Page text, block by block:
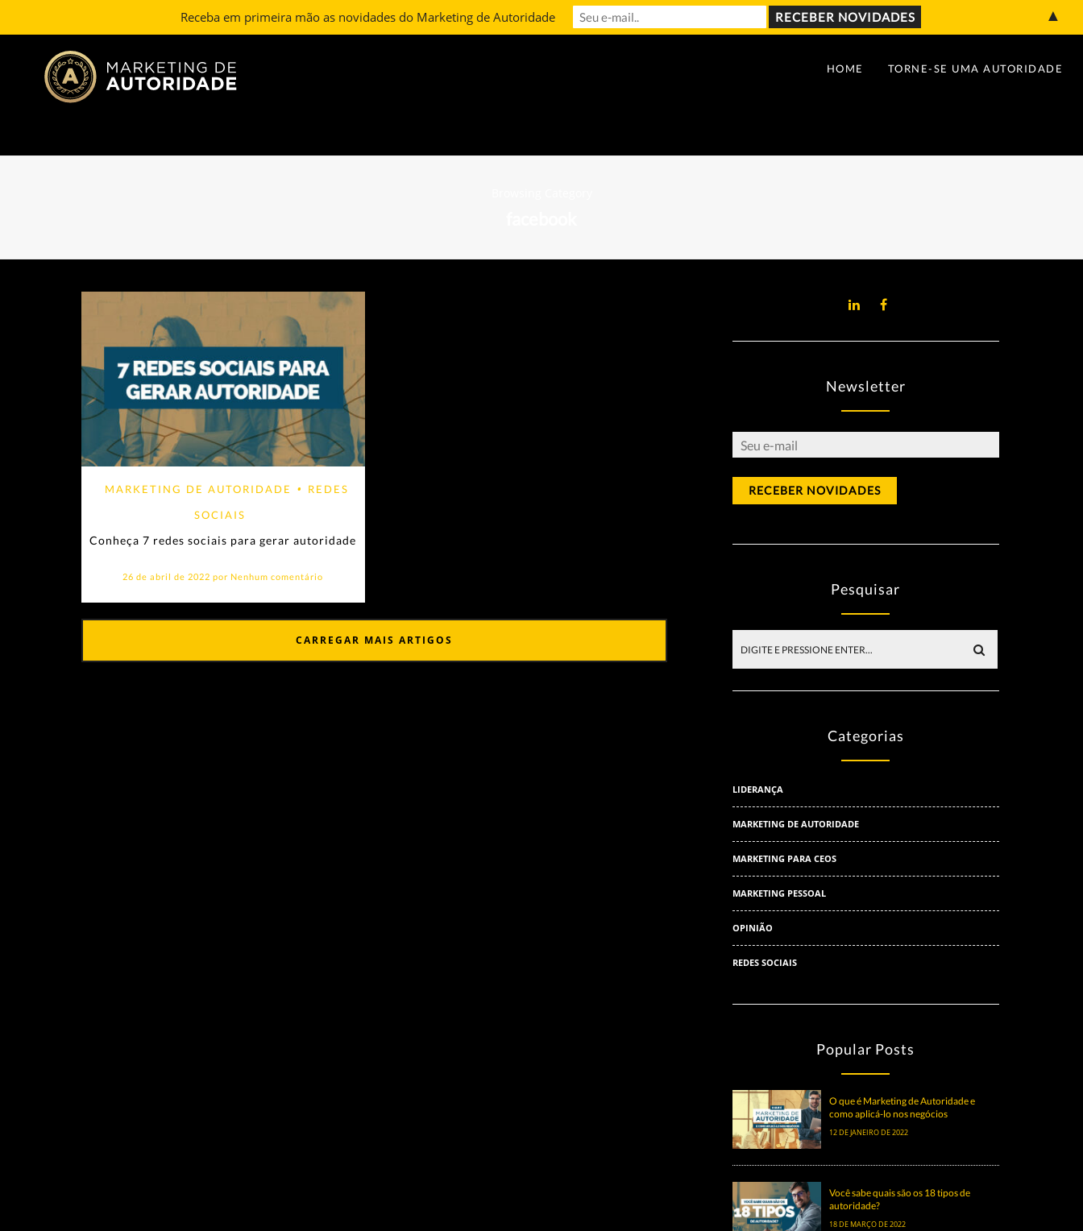
HOME TORNE-SE UMA AUTORIDADE
MARKETING DE AUTORIDADE •
REDES
SOCIAIS
Conheça 7 redes sociais para gerar autoridade
26 de abril de 2022 por Nenhum comentário
CARREGAR MAIS ARTIGOS
Newsletter
Pesquisar
Categorias
LIDERANÇA
MARKETING DE AUTORIDADE
MARKETING PARA CEOS
MARKETING PESSOAL
OPINIÃO
REDES SOCIAIS
Popular Posts
O que é Marketing de Autoridade e
como aplicá-lo nos negócios
12 DE JANEIRO DE 2022
Você sabe quais são os 18 tipos de
autoridade?
18 DE MARÇO DE 2022
Receba em primeira mão as novidades do Marketing de Autoridade ▲